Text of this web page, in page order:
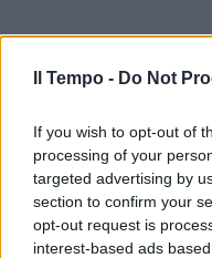
Il Tempo - Do Not
If you wish to opt-out of
processing of your
targeted advertising by
section to confirm your
opt-out request is
interest-based ads